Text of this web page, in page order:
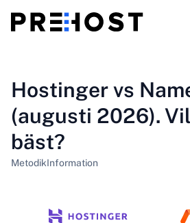
Jämförelser
Hostinger vs
(augusti 2026).
bäst?
MetodikInformation